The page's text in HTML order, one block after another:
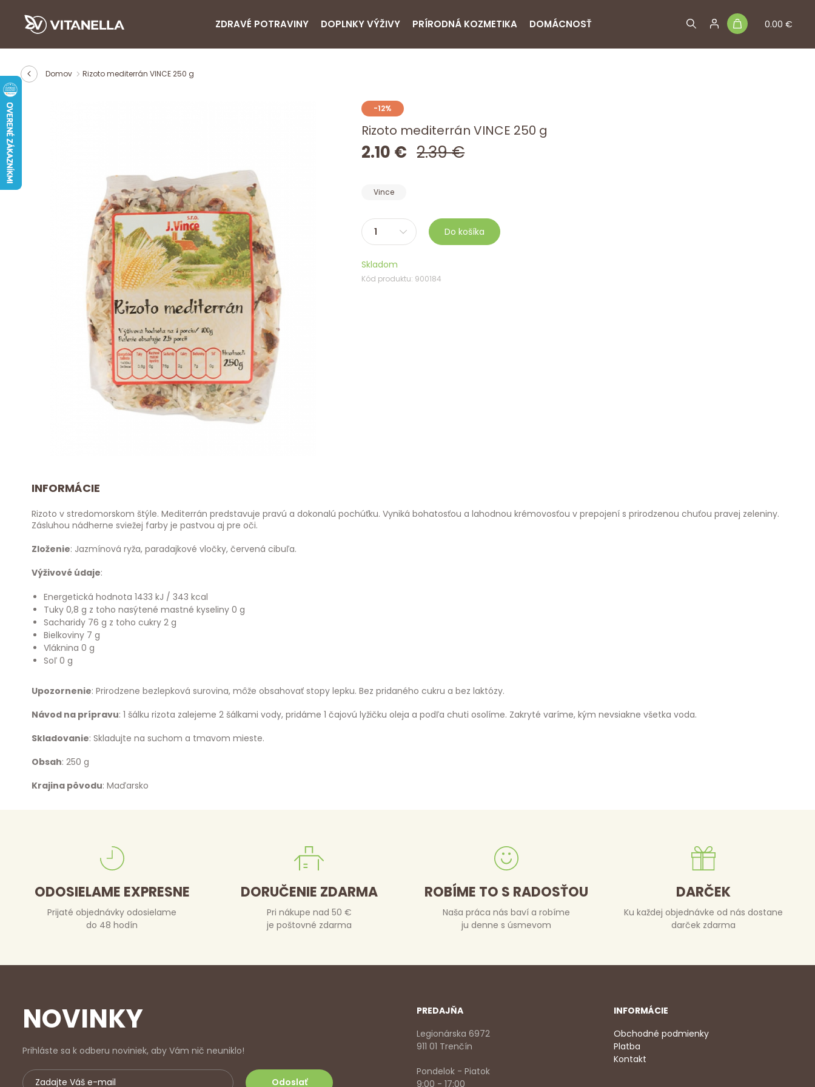
0.00 €
ZDRAVÉ POTRAVINY DOPLNKY VÝŽIVY PRÍRODNÁ KOZMETIKA DOMÁCNOSŤ
Domov Rizoto mediterrán VINCE 250 g
-12%
Rizoto mediterrán VINCE 250 g
2.10 € 2.39 €
Vince
Do košíka
Skladom
Kód produktu: 900184
INFORMÁCIE
Rizoto v stredomorskom štýle. Mediterrán predstavuje pravú a dokonalú pochúťku. Vyniká bohatosťou a lahodnou krémovosťou v prepojení s prirodzenou chuťou pravej zeleniny.
Zásluhou nádherne sviežej farby je pastvou aj pre oči.
Zloženie: Jazmínová ryža, paradajkové vločky, červená cibuľa.
Výživové údaje:
Energetická hodnota 1433 kJ / 343 kcal
Tuky 0,8 g z toho nasýtené mastné kyseliny 0 g
Sacharidy 76 g z toho cukry 2 g
Bielkoviny 7 g
Vláknina 0 g
Soľ 0 g
Upozornenie: Prirodzene bezlepková surovina, môže obsahovať stopy lepku. Bez pridaného cukru a bez laktózy.
Návod na prípravu: 1 šálku rizota zalejeme 2 šálkami vody, pridáme 1 čajovú lyžičku oleja a podľa chuti osolíme. Zakryté varíme, kým nevsiakne všetka voda.
Skladovanie: Skladujte na suchom a tmavom mieste.
Obsah: 250 g
Krajina pôvodu: Maďarsko
ODOSIELAME EXPRESNE
Prijaté objednávky odosielame
do 48 hodín
DORUČENIE ZDARMA
Pri nákupe nad 50 €
je poštovné zdarma
ROBÍME TO S RADOSŤOU
Naša práca nás baví a robíme
ju denne s úsmevom
DARČEK
Ku každej objednávke od nás dostane
darček zdarma
NOVINKY
Prihláste sa k odberu noviniek, aby Vám nič neuniklo!
PREDAJŇA
Legionárska 6972
911 01 Trenčín
Pondelok - Piatok
9:00 - 17:00
INFORMÁCIE
Obchodné podmienky
Platba
Kontakt